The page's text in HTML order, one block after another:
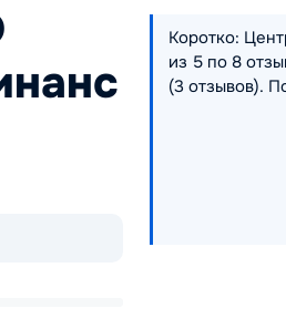
Коротко:
из 5 по 8
(3 отзывов).